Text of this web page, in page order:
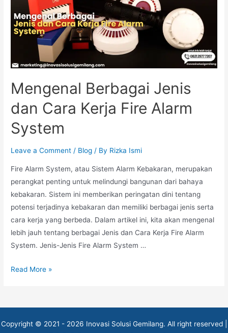
Terintegrasi
Mengenal Berbagai Jenis
dan Cara Kerja Fire Alarm
System
Leave a Comment / Blog / By Rizka Ismi
Fire Alarm System, atau Sistem Alarm Kebakaran, merupakan
perangkat penting untuk melindungi bangunan dari bahaya
kebakaran. Sistem ini memberikan peringatan dini tentang
potensi terjadinya kebakaran dan memiliki berbagai jenis serta
cara kerja yang berbeda. Dalam artikel ini, kita akan mengenal
lebih jauh tentang berbagai Jenis dan Cara Kerja Fire Alarm
System. Jenis-Jenis Fire Alarm System …
Mengenal
dan
Cara
Read More »
Copyright © 2021 - 2026 Inovasi Solusi Gemilang. All right reserved |